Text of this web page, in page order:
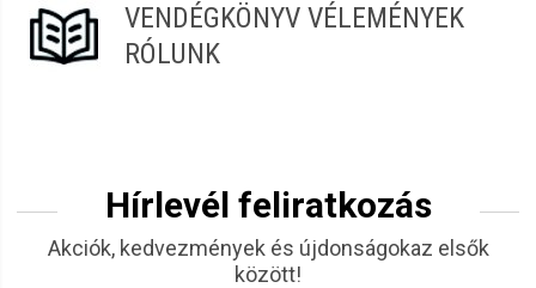
VENDÉGKÖNYV VÉLEMÉNYEK
RÓLUNK
Hírlevél feliratkozás
Akciók, kedvezmények és újdonságokaz elsők
között!